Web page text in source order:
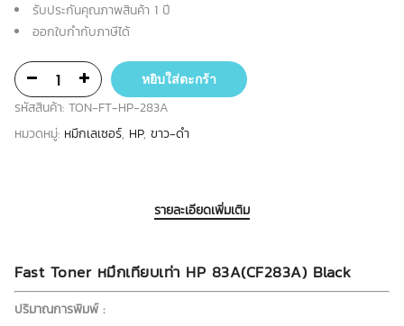
รับประกันคุณภาพสินค้า 1 ปี
ออกใบกำกับภาษีได้
หยิบใส่ตะกร้า
รหัสสินค้า: TON-FT-HP-283A
หมวดหมู่: หมึกเลเซอร์, HP, ขาว-ดำ
รายละเอียดเพิ่มเติม
Fast Toner หมึกเทียบเท่า HP 83A(CF283A) Black
ปริมาณการพิมพ์ :